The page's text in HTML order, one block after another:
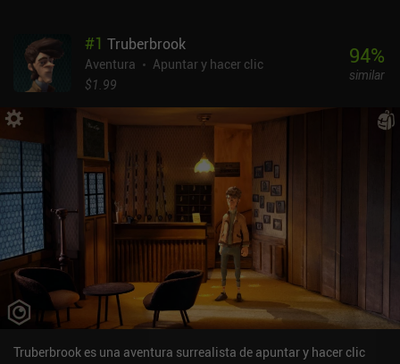
#1 Truberbrook
Aventura
Apuntar y hacer clic
$1.99
94%
similar
Truberbrook es una aventura surrealista de apuntar y hacer clic